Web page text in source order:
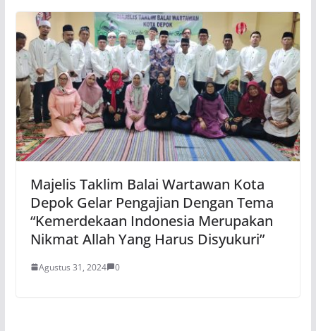
Majelis Taklim Balai Wartawan Kota
Depok Gelar Pengajian Dengan Tema
“Kemerdekaan Indonesia Merupakan
Nikmat Allah Yang Harus Disyukuri”
Agustus 31, 2024 0